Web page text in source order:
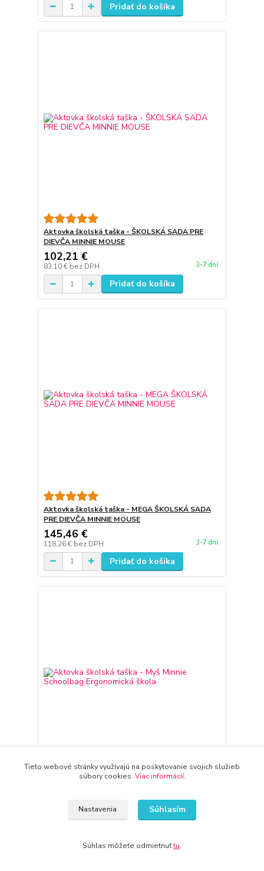
Pridať do košíka
Aktovka školská taška - ŠKOLSKÁ SADA PRE
DIEVČA MINNIE MOUSE
102,21 €
83,10 € bez DPH 3-7 dní
Pridať do košíka
Aktovka školská taška - MEGA ŠKOLSKÁ SADA
PRE DIEVČA MINNIE MOUSE
145,46 €
118,26 € bez DPH 3-7 dní
Pridať do košíka
48,04 €
39,06 €bez DPH 3-7 dní
Tieto webové stránky využívajú na poskytovanie svojich služieb
súbory cookies. Viac informácií.
Nastavenia Súhlasím
Súhlas môžete odmietnuťtu.